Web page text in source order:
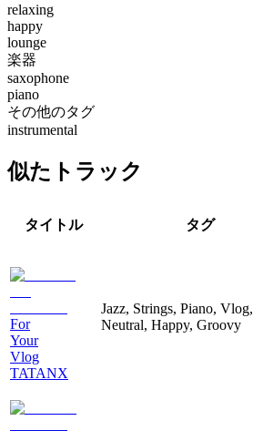
relaxing
happy
lounge
楽器
saxophone
piano
その他のタグ
instrumental
似たトラック
タイトル タグ
For
Your
Vlog
TATANX
Jazz, Strings, Piano, Vlog,
Neutral, Happy, Groovy